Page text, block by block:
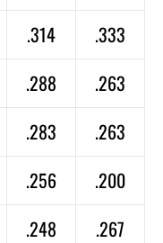
.314
.333
.288
.263
.283
.263
.256
.200
.248
.267